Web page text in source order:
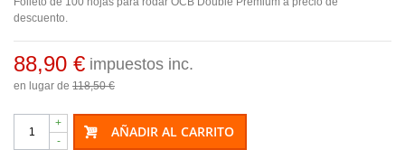
descuento.
88,90 € impuestos inc.
en lugar de 118,50 €
-
+ AÑADIR AL CARRITO